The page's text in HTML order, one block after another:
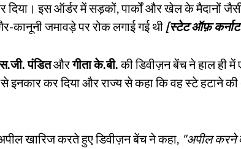
दिया। इस ऑर्डर में सड़कों, पार्कों और खेल के मैदानों
कानूनी जमावड़े पर रोक लगाई गई थी [स्टेट ऑफ़
पंडितऔरगीता के.बी.की डिवीज़न बेंच ने हाल ही में
इनकार कर दिया और राज्य से कहा कि वह स्टे हटाने
खारिज करते हुए डिवीज़न बेंच ने कहा, "अपील करने